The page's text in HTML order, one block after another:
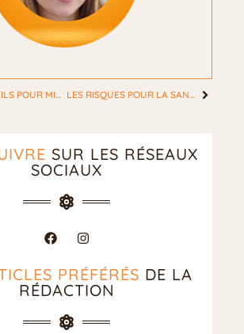
DIVERS CONSEILS POUR MIEUX ENTRETENIR LES PHANÈRES (CHEVEUX ET ONGLES) LES RISQUES POUR LA SANTÉ QUE LES PERSONNES ÂGÉES DEVRAIENT SURVEILLER
SUR LES RÉSEAUX
SOCIAUX
PRÉFÉRÉS DE LA
RÉDACTION